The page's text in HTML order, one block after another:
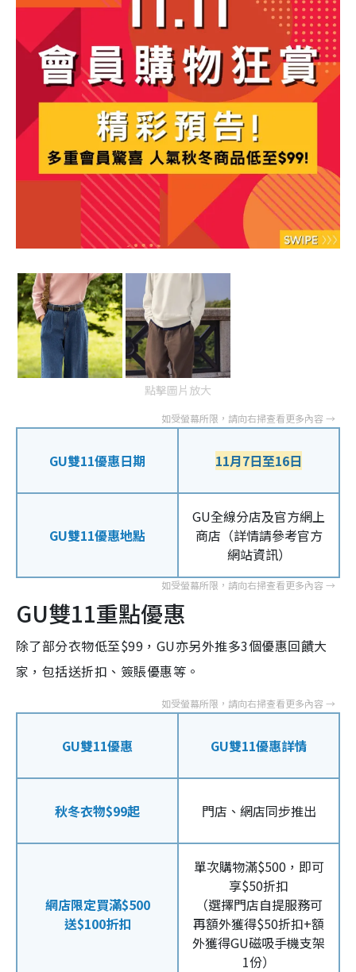
點擊圖片放大
GU雙11優惠日期 11月7日至16日
GU雙11優惠地點
GU全線分店及官方網上
商店（詳情請參考官方
網站資訊）
GU雙11重點優惠
除了部分衣物低至$99，GU亦另外推多3個優惠回饋大
家，包括送折扣、簽賬優惠等。
GU雙11優惠 GU雙11優惠詳情
秋冬衣物$99起 門店、網店同步推出
網店限定買滿$500
送$100折扣
單次購物滿$500，即可
享$50折扣
（選擇門店自提服務可
再額外獲得$50折扣+額
外獲得GU磁吸手機支架
1份）